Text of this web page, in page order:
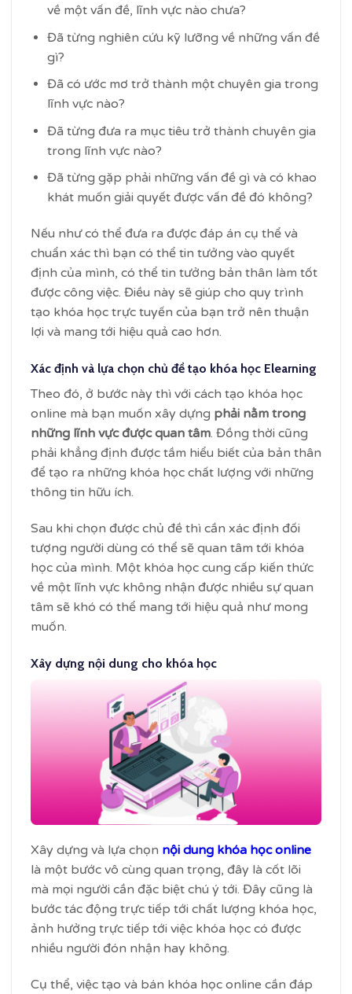
về một vấn đề, lĩnh vực nào chưa?
Đã từng nghiên cứu kỹ lưỡng về những vấn đề
gì?
Đã có ước mơ trở thành một chuyên gia trong
lĩnh vực nào?
Đã từng đưa ra mục tiêu trở thành chuyên gia
trong lĩnh vực nào?
Đã từng gặp phải những vấn đề gì và có khao
khát muốn giải quyết được vấn đề đó không?
Nếu như có thể đưa ra được đáp án cụ thể và
chuẩn xác thì bạn có thể tin tưởng vào quyết
định của mình, có thể tin tưởng bản thân làm tốt
được công việc. Điều này sẽ giúp cho quy trình
tạo khóa học trực tuyến của bạn trở nên thuận
lợi và mang tới hiệu quả cao hơn.
Xác định và lựa chọn chủ đề tạo khóa học Elearning
Theo đó, ở bước này thì với cách tạo khóa học
online mà bạn muốn xây dựng phải nằm trong
những lĩnh vực được quan tâm. Đồng thời cũng
phải khẳng định được tầm hiểu biết của bản thân
để tạo ra những khóa học chất lượng với những
thông tin hữu ích.
Sau khi chọn được chủ đề thì cần xác định đối
tượng người dùng có thể sẽ quan tâm tới khóa
học của mình. Một khóa học cung cấp kiến thức
về một lĩnh vực không nhận được nhiều sự quan
tâm sẽ khó có thể mang tới hiệu quả như mong
muốn.
Xây dựng nội dung cho khóa học
Xây dựng và lựa chọn nội dung khóa học online
là một bước vô cùng quan trọng, đây là cốt lõi
mà mọi người cần đặc biệt chú ý tới. Đây cũng là
bước tác động trực tiếp tới chất lượng khóa học,
ảnh hưởng trực tiếp tới việc khóa học có được
nhiều người đón nhận hay không.
Cụ thể, việc tạo và bán khóa học online cần đáp